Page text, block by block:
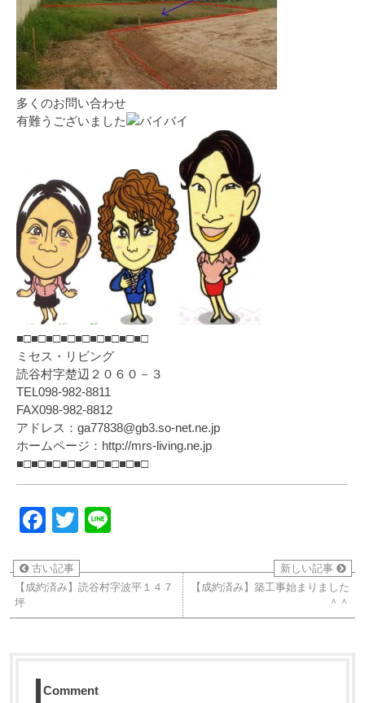
多くのお問い合わせ
有難うございました
■□■□■□■□■□■□■□■□■□
ミセス・リビング
読谷村字楚辺２０６０－３
TEL098-982-8811
FAX098-982-8812
アドレス：ga77838@gb3.so-net.ne.jp
ホームページ：http://mrs-living.ne.jp
■□■□■□■□■□■□■□■□■□
Facebook
Twitter
古い記事
【成約済み】読谷村字波平１４７
坪
新しい記事
【成約済み】築工事始まりました
＾＾
Comment